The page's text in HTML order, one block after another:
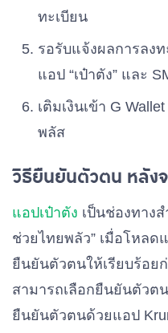
ทะเบียน
รอรับแจ้งผลการลง
แอป “เป๋าตัง” และ
เติมเงินเข้า G
พลัส
วิธียืนยันตัวตน หลัง
แอปเป๋าตัง เป็นช่องทาง
ช่วยไทยพลัว” เมื่อโหลด
ยืนยันตัวตนให้เรียบร้อย
สามารถเลือกยืนยันตัวต
ยืนยันตัวตนด้วยแอป